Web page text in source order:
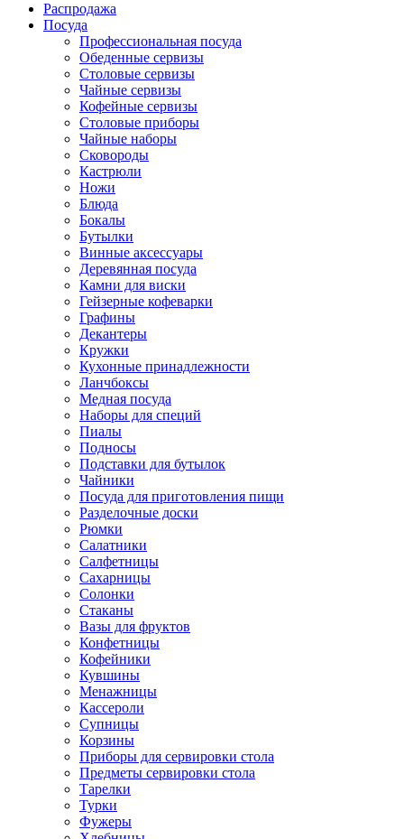
Распродажа
Посуда
Профессиональная посуда
Обеденные сервизы
Столовые сервизы
Чайные сервизы
Кофейные сервизы
Столовые приборы
Чайные наборы
Сковороды
Кастрюли
Ножи
Блюда
Бокалы
Бутылки
Винные аксессуары
Деревянная посуда
Камни для виски
Гейзерные кофеварки
Графины
Декантеры
Кружки
Кухонные принадлежности
Ланчбоксы
Медная посуда
Наборы для специй
Пиалы
Подносы
Подставки для бутылок
Чайники
Посуда для приготовления пищи
Разделочные доски
Рюмки
Салатники
Салфетницы
Сахарницы
Солонки
Стаканы
Вазы для фруктов
Конфетницы
Кофейники
Кувшины
Менажницы
Кассероли
Супницы
Корзины
Приборы для сервировки стола
Предметы сервировки стола
Тарелки
Турки
Фужеры